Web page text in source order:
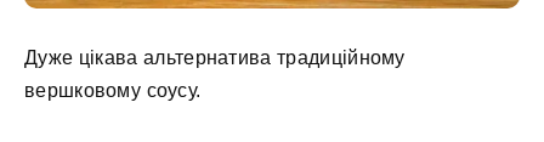
Дуже цікава альтернатива традиційному
вершковому соусу.